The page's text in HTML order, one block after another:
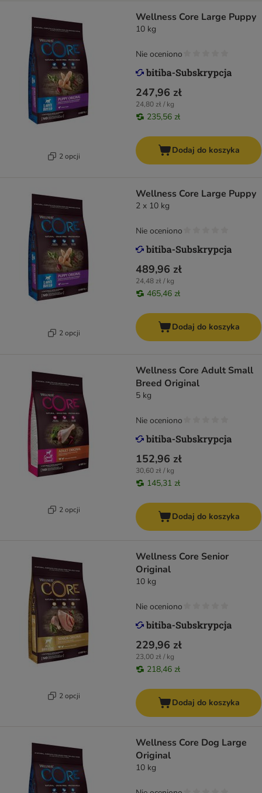
2 opcji
Wellness Core Large Puppy
10 kg
247,96 zł
24,80 zł / kg
235,56 zł
Nie oceniono
Dodaj do koszyka
2 opcji
Wellness Core Large Puppy
2 x 10 kg
489,96 zł
24,48 zł / kg
465,46 zł
Nie oceniono
Dodaj do koszyka
2 opcji
Wellness Core Adult Small
Breed Original
5 kg
152,96 zł
30,60 zł / kg
145,31 zł
Nie oceniono
Dodaj do koszyka
2 opcji
Wellness Core Senior
Original
10 kg
229,96 zł
23,00 zł / kg
218,46 zł
Nie oceniono
Dodaj do koszyka
Wellness Core Dog Large
Original
10 kg